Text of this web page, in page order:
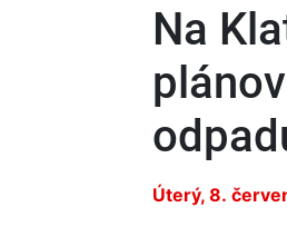
Na
Úterý, 8.